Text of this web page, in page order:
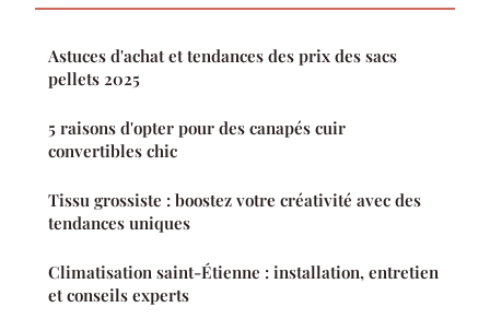
Astuces d'achat et tendances des prix des sacs
pellets 2025
5 raisons d'opter pour des canapés cuir
convertibles chic
Tissu grossiste : boostez votre créativité avec des
tendances uniques
Climatisation saint-Étienne : installation, entretien
et conseils experts